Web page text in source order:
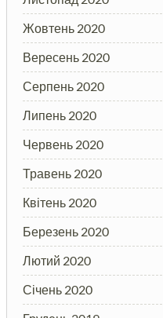
Жовтень 2020
Вересень 2020
Серпень 2020
Липень 2020
Червень 2020
Травень 2020
Квітень 2020
Березень 2020
Лютий 2020
Січень 2020